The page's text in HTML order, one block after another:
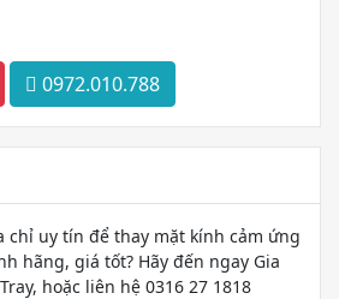
0972.010.788
chỉ uy tín để thay mặt kính cảm ứng
hãng, giá tốt? Hãy đến ngay Gia
hoặc liên hệ 0316 27 1818